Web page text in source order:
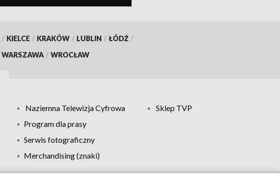
/ KIELCE / KRAKÓW / LUBLIN / ŁÓDŹ /
WARSZAWA / WROCŁAW
Naziemna Telewizja Cyfrowa
Sklep TVP
Program dla prasy
Serwis fotograficzny
Merchandising (znaki)